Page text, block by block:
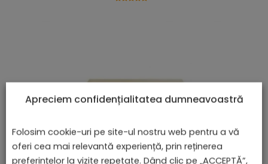
Apreciem confidențialitatea dumneavoastră
Folosim cookie-uri pe site-ul nostru web pentru a vă
oferi cea mai relevantă experiență, prin reținerea
preferințelor la vizite repetate. Dând clic pe „ACCEPTĂ”,